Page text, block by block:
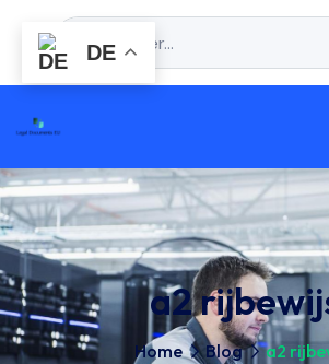
a2
Home Blog a2
DE